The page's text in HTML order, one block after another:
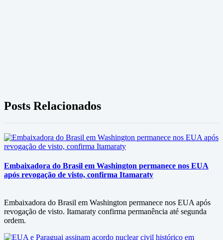
Posts Relacionados
Embaixadora do Brasil em Washington permanece nos EUA
após revogação de visto, confirma Itamaraty
Embaixadora do Brasil em Washington permanece nos EUA após
revogação de visto. Itamaraty confirma permanência até segunda
ordem.